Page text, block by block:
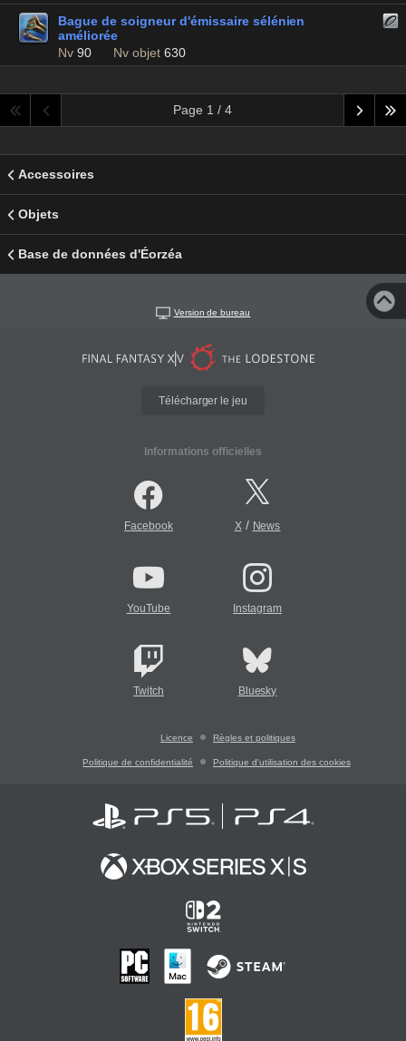
Bague de soigneur d'émissaire sélénien
améliorée
Nv 90 Nv objet 630
Page 1 / 4
Accessoires
Objets
Base de données d'Éorzéa
Version de bureau
Télécharger le jeu
Informations officielles
Facebook X/ News
YouTube Instagram
Twitch Bluesky
Licence Règles et politiques
Politique de confidentialité Politique d'utilisation des cookies